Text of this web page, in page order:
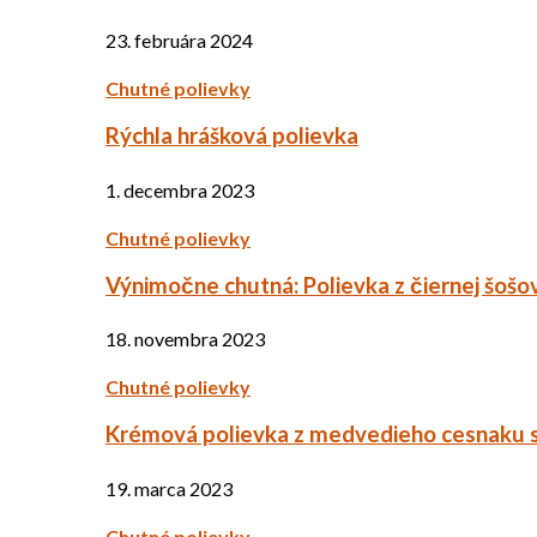
23. februára 2024
Chutné polievky
Rýchla hrášková polievka
1. decembra 2023
Chutné polievky
Výnimočne chutná: Polievka z čiernej
18. novembra 2023
Chutné polievky
Krémová polievka z medvedieho cesnaku
19. marca 2023